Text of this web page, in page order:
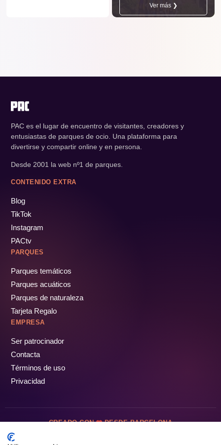
Ver más ❯
PAC es el lugar de encuentro de visitantes, creadores y
entusiastas de parques de ocio. Una plataforma para
divertirse y compartir online y en persona.
Desde 2001 la web nº1 de parques.
CONTENIDO EXTRA
Blog
TikTok
Instagram
PACtv
PARQUES
Parques temáticos
Parques acuáticos
Parques de naturaleza
Tarjeta Regalo
EMPRESA
Ser patrocinador
Contacta
Términos de uso
Privacidad
CREADO CON DESDE BARCELONA